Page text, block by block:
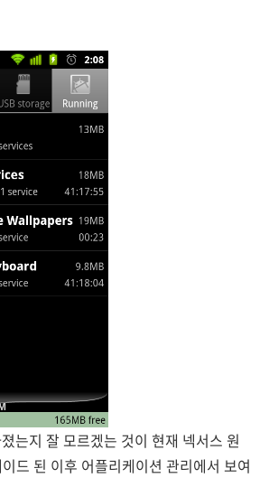
는지 잘 모르겠는 것이 현재 넥서스 원
드 된 이후 어플리케이션 관리에서 보여